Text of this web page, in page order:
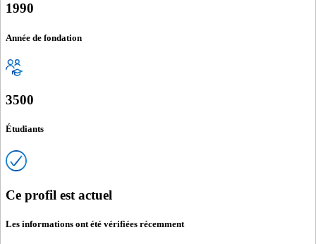
1990
Année de fondation
3500
Étudiants
Ce profil est actuel
Les informations ont été vérifiées récemment